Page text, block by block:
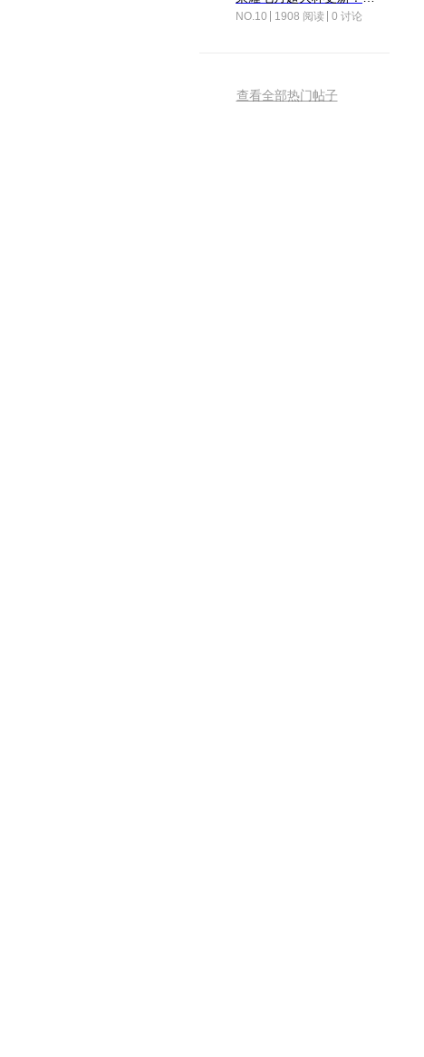
NO.10 1908 阅读 0 讨论
查看全部热门帖子